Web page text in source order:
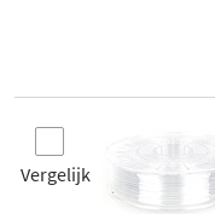
Vergelijk